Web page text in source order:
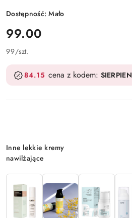
Dostępność:Mało
cena:
99.00
99/szt.
84.15 cena z kodem: SIERPIEN
Wariant
Inne lekkie kremy
nawilżające